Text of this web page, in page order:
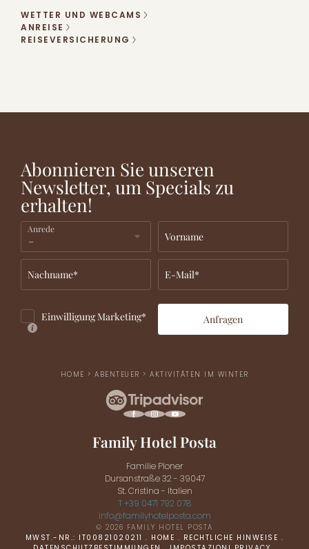
WETTER UND WEBCAMS
ANREISE
REISEVERSICHERUNG
Abonnieren Sie unseren
Newsletter, um Specials zu
erhalten!
Anrede
Vorname
Nachname* E-Mail*
Einwilligung Marketing* Anfragen
HOME > ABENTEUER > AKTIVITÄTEN IM WINTER
Family Hotel Posta
Familie Ploner
Dursanstraße 32 - 39047
St. Cristina - Italien
T +39 0471 792 078
info@familyhotelposta.com
© 2026 FAMILY HOTEL POSTA
MWST.-NR.: IT00821020211. HOME . RECHTLICHE HINWEISE .